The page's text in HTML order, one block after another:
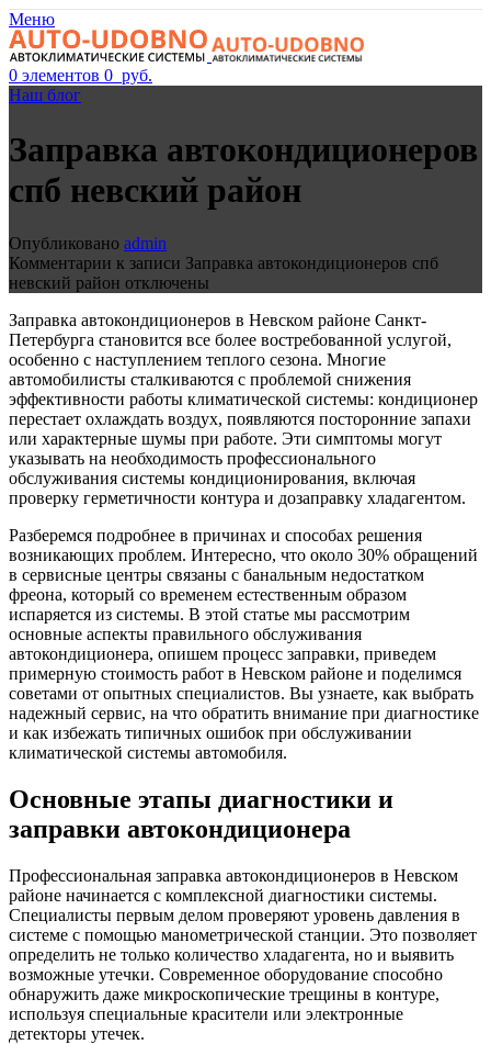
Меню
0 элементов 0 руб.
Наш блог
Заправка автокондиционеров
спб невский район
Опубликовано admin
Комментарии к записи Заправка автокондиционеров спб
невский район отключены
Заправка автокондиционеров в Невском районе Санкт-
Петербурга становится все более востребованной услугой,
особенно с наступлением теплого сезона. Многие
автомобилисты сталкиваются с проблемой снижения
эффективности работы климатической системы: кондиционер
перестает охлаждать воздух, появляются посторонние запахи
или характерные шумы при работе. Эти симптомы могут
указывать на необходимость профессионального
обслуживания системы кондиционирования, включая
проверку герметичности контура и дозаправку хладагентом.
Разберемся подробнее в причинах и способах решения
возникающих проблем. Интересно, что около 30% обращений
в сервисные центры связаны с банальным недостатком
фреона, который со временем естественным образом
испаряется из системы. В этой статье мы рассмотрим
основные аспекты правильного обслуживания
автокондиционера, опишем процесс заправки, приведем
примерную стоимость работ в Невском районе и поделимся
советами от опытных специалистов. Вы узнаете, как выбрать
надежный сервис, на что обратить внимание при диагностике
и как избежать типичных ошибок при обслуживании
климатической системы автомобиля.
Основные этапы диагностики и
заправки автокондиционера
Профессиональная заправка автокондиционеров в Невском
районе начинается с комплексной диагностики системы.
Специалисты первым делом проверяют уровень давления в
системе с помощью манометрической станции. Это позволяет
определить не только количество хладагента, но и выявить
возможные утечки. Современное оборудование способно
обнаружить даже микроскопические трещины в контуре,
используя специальные красители или электронные
детекторы утечек.